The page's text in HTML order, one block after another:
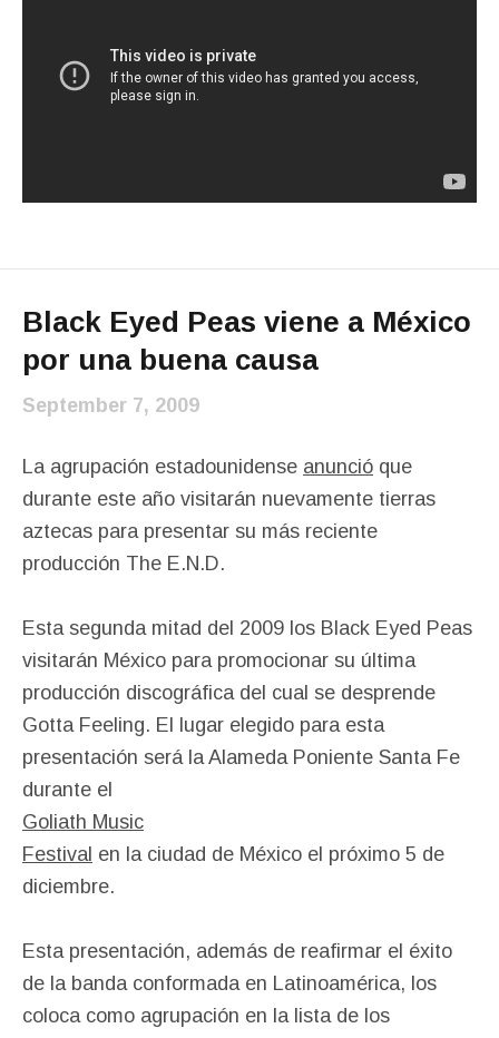
Black Eyed Peas viene a México
por una buena causa
September 7, 2009
La agrupación estadounidense anunció que
durante este año visitarán nuevamente tierras
aztecas para presentar su más reciente
producción The E.N.D.
Esta segunda mitad del 2009 los Black Eyed Peas
visitarán México para promocionar su última
producción discográfica del cual se desprende
Gotta Feeling. El lugar elegido para esta
presentación será la Alameda Poniente Santa Fe
durante el
Goliath Music
Festival en la ciudad de México el próximo 5 de
diciembre.
Esta presentación, además de reafirmar el éxito
de la banda conformada en Latinoamérica, los
coloca como agrupación en la lista de los